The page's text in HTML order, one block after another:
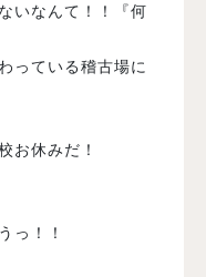
いなんて！！『何
っている稽古場に
お休みだ！
っ！！